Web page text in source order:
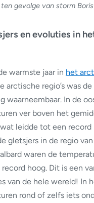
gevolge van storm
en evoluties in
warmste jaar in het
arctische regio’s was
waarneembaar. In de
ver boven het
leidde tot een record
gletsjers in de regio
waren de
hoog. Dit is een
van de hele wereld! In
rond of zelfs iets